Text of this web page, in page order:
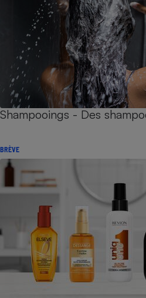
Shampooings - Des
BRÈVE